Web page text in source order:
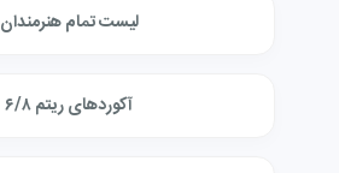
لیست تمام هنرمندان
آکوردهای ریتم ۶/۸